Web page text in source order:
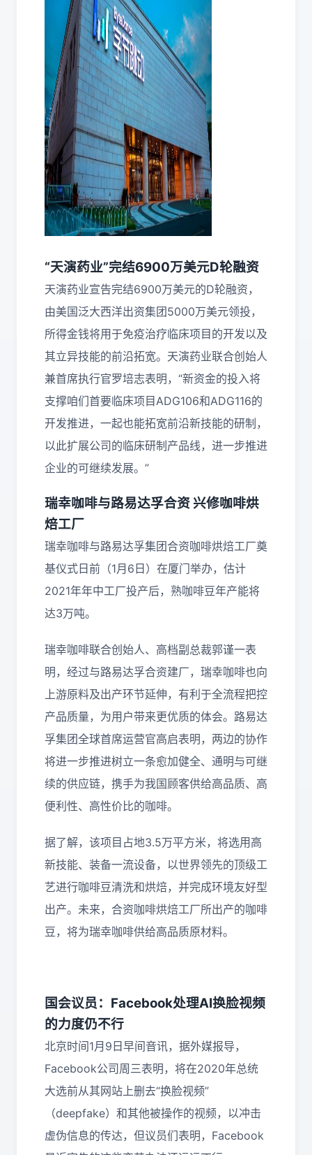
“天演药业”完结6900万美元D轮融资
天演药业宣告完结6900万美元的D轮融资，
由美国泛大西洋出资集团5000万美元领投，
所得金钱将用于免疫治疗临床项目的开发以及
其立异技能的前沿拓宽。天演药业联合创始人
兼首席执行官罗培志表明，“新资金的投入将
支撑咱们首要临床项目ADG106和ADG116的
开发推进，一起也能拓宽前沿新技能的研制，
以此扩展公司的临床研制产品线，进一步推进
企业的可继续发展。”
瑞幸咖啡与路易达孚合资 兴修咖啡烘
焙工厂
瑞幸咖啡与路易达孚集团合资咖啡烘焙工厂奠
基仪式日前（1月6日）在厦门举办，估计
2021年年中工厂投产后，熟咖啡豆年产能将
达3万吨。
瑞幸咖啡联合创始人、高档副总裁郭谨一表
明，经过与路易达孚合资建厂，瑞幸咖啡也向
上游原料及出产环节延伸，有利于全流程把控
产品质量，为用户带来更优质的体会。路易达
孚集团全球首席运营官高启表明，两边的协作
将进一步推进树立一条愈加健全、通明与可继
续的供应链，携手为我国顾客供给高品质、高
便利性、高性价比的咖啡。
据了解，该项目占地3.5万平方米，将选用高
新技能、装备一流设备，以世界领先的顶级工
艺进行咖啡豆清洗和烘焙，并完成环境友好型
出产。未来，合资咖啡烘焙工厂所出产的咖啡
豆，将为瑞幸咖啡供给高品质原材料。
国会议员：Facebook处理AI换脸视频
的力度仍不行
北京时间1月9日早间音讯，据外媒报导，
Facebook公司周三表明，将在2020年总统
大选前从其网站上删去“换脸视频”
（deepfake）和其他被操作的视频，以冲击
虚伪信息的传达，但议员们表明，Facebook